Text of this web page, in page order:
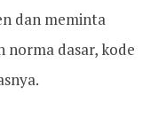
dan meminta
norma dasar, kode